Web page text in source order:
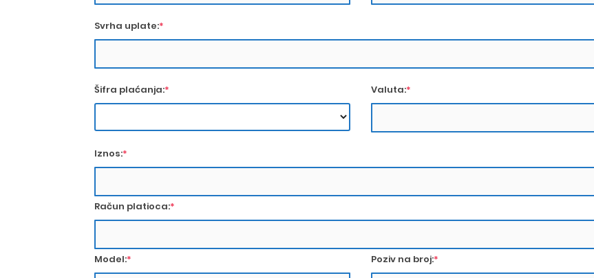
Svrha uplate:*
Šifra plaćanja:* Valuta:*
Iznos:*
Račun platioca:*
Model:* Poziv na broj:*